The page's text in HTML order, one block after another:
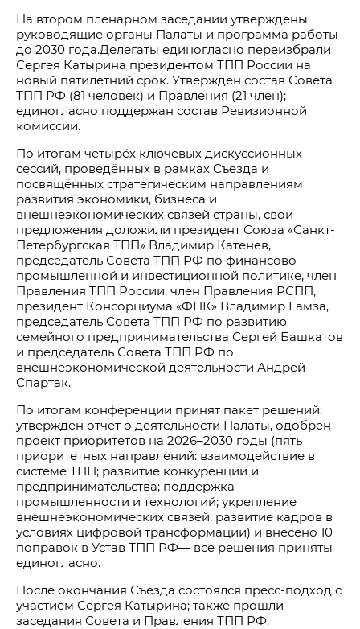
На втором пленарном заседании утверждены
руководящие органы Палаты и программа работы
до 2030 года.Делегаты единогласно переизбрали
Сергея Катырина президентом ТПП России на
новый пятилетний срок. Утверждён состав Совета
ТПП РФ (81 человек) и Правления (21 член);
единогласно поддержан состав Ревизионной
комиссии.
По итогам четырёх ключевых дискуссионных
сессий, проведённых в рамках Съезда и
посвящённых стратегическим направлениям
развития экономики, бизнеса и
внешнеэкономических связей страны, свои
предложения доложили президент Союза «Санкт-
Петербургская ТПП» Владимир Катенев,
председатель Совета ТПП РФ по финансово-
промышленной и инвестиционной политике, член
Правления ТПП России, член Правления РСПП,
президент Консорциума «ФПК» Владимир Гамза,
председатель Совета ТПП РФ по развитию
семейного предпринимательства Сергей Башкатов
и председатель Совета ТПП РФ по
внешнеэкономической деятельности Андрей
Спартак.
По итогам конференции принят пакет решений:
утверждён отчёт о деятельности Палаты, одобрен
проект приоритетов на 2026–2030 годы (пять
приоритетных направлений: взаимодействие в
системе ТПП; развитие конкуренции и
предпринимательства; поддержка
промышленности и технологий; укрепление
внешнеэкономических связей; развитие кадров в
условиях цифровой трансформации) и внесено 10
поправок в Устав ТПП РФ— все решения приняты
единогласно.
После окончания Съезда состоялся пресс‑подход с
участием Сергея Катырина; также прошли
заседания Совета и Правления ТПП РФ.